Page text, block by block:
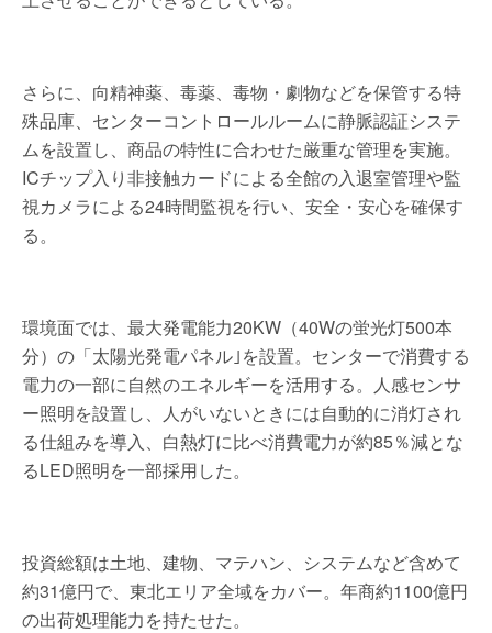
さらに、向精神薬、毒薬、毒物・劇物などを保管する特
殊品庫、センターコントロールルームに静脈認証システ
ムを設置し、商品の特性に合わせた厳重な管理を実施。
ICチップ入り非接触カードによる全館の入退室管理や監
視カメラによる24時間監視を行い、安全・安心を確保す
る。
環境面では、最大発電能力20KW（40Wの蛍光灯500本
分）の「太陽光発電パネル｣を設置。センターで消費する
電力の一部に自然のエネルギーを活用する。人感センサ
ー照明を設置し、人がいないときには自動的に消灯され
る仕組みを導入、白熱灯に比べ消費電力が約85％減とな
るLED照明を一部採用した。
投資総額は土地、建物、マテハン、システムなど含めて
約31億円で、東北エリア全域をカバー。年商約1100億円
の出荷処理能力を持たせた。